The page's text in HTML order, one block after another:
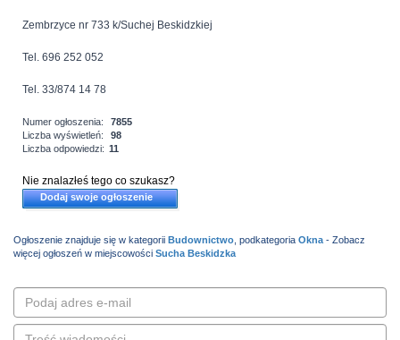
Zembrzyce nr 733 k/Suchej Beskidzkiej
Tel. 696 252 052
Tel. 33/874 14 78
Numer ogłoszenia:
7855
Liczba wyświetleń:
98
Liczba odpowiedzi: 11
Nie znalazłeś tego co szukasz?
Dodaj swoje ogłoszenie
Ogłoszenie znajduje się w kategorii Budownictwo , podkategoria Okna - Zobacz
więcej ogłoszeń w miejscowości Sucha Beskidzka